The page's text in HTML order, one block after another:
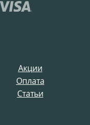
Акции
Оплата
Статьи